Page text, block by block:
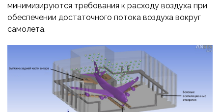
минимизируются требования к расходу воздуха при
обеспечении достаточного потока воздуха вокруг
самолета.